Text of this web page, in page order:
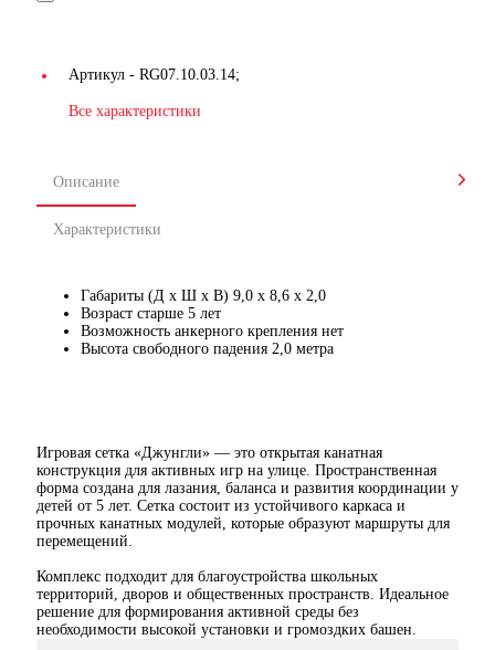
Артикул - RG07.10.03.14;
Все характеристики
Описание
Характеристики
Габариты (Д х Ш х В) 9,0 х 8,6 х 2,0
Возраст старше 5 лет
Возможность анкерного крепления нет
Высота свободного падения 2,0 метра
Игровая сетка «Джунгли» — это открытая канатная
конструкция для активных игр на улице. Пространственная
форма создана для лазания, баланса и развития координации у
детей от 5 лет. Сетка состоит из устойчивого каркаса и
прочных канатных модулей, которые образуют маршруты для
перемещений.
Комплекс подходит для благоустройства школьных
территорий, дворов и общественных пространств. Идеальное
решение для формирования активной среды без
необходимости высокой установки и громоздких башен.